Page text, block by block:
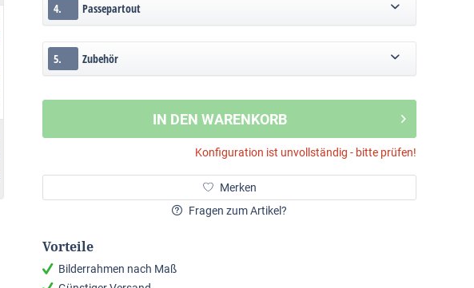
4. Passepartout
5. Zubehör
IN DEN WARENKORB
Konfiguration ist unvollständig - bitte prüfen!
Merken
Fragen zum Artikel?
Vorteile
Bilderrahmen nach Maß